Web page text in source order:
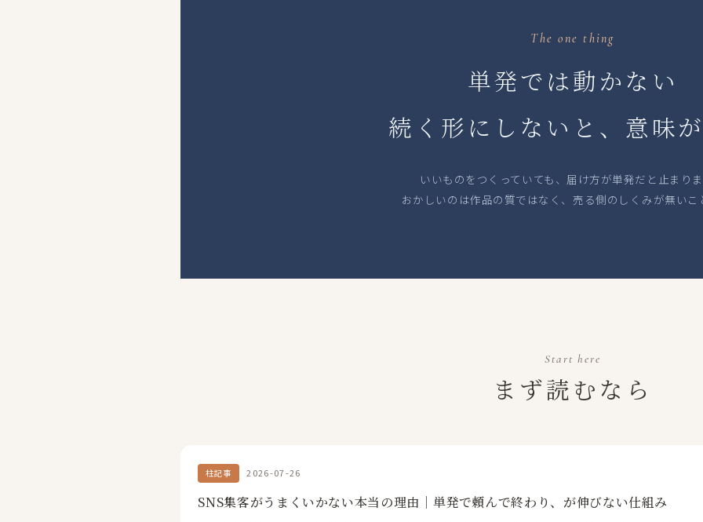
The one thing
単発では動かない
続く形にしないと、意味
いいものをつくっていても、届け方が単発だと止まりま
おかしいのは作品の質ではなく、売る側のしくみが無いこ
Start here
まず読むなら
柱記事 2026-07-26
SNS集客がうまくいかない本当の理由｜単発で頼んで終わり、が伸びない仕組み